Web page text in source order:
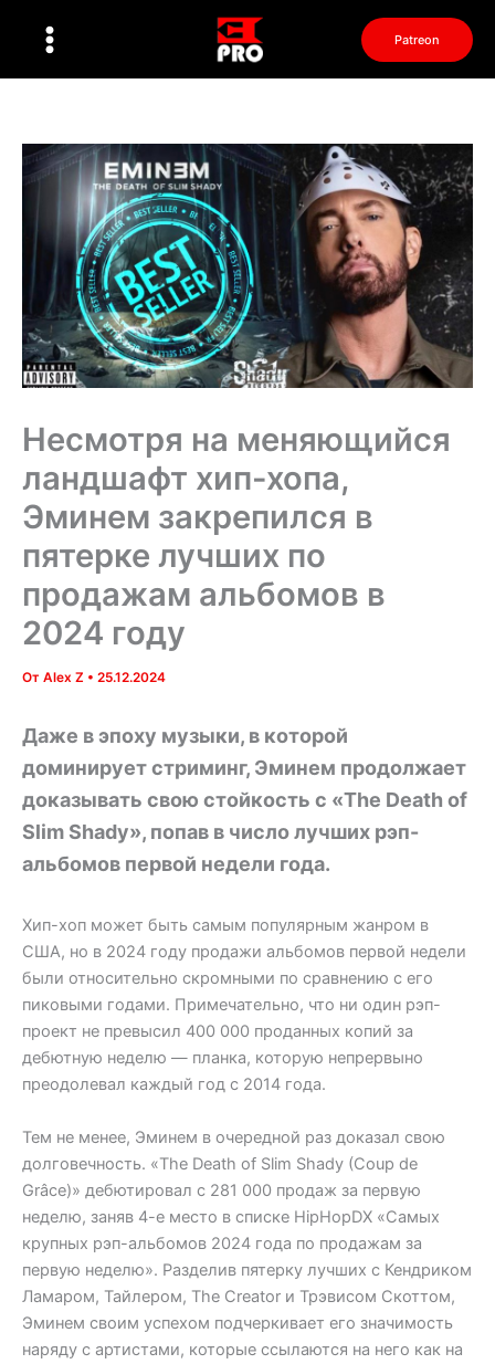
Patreon
Несмотря на меняющийся
ландшафт хип-хопа,
Эминем закрепился в
пятерке лучших по
продажам альбомов в
2024 году
От Alex Z • 25.12.2024
Даже в эпоху музыки, в которой
доминирует стриминг, Эминем продолжает
доказывать свою стойкость с «The Death of
Slim Shady», попав в число лучших рэп-
альбомов первой недели года.
Хип-хоп может быть самым популярным жанром в
США, но в 2024 году продажи альбомов первой недели
были относительно скромными по сравнению с его
пиковыми годами. Примечательно, что ни один рэп-
проект не превысил 400 000 проданных копий за
дебютную неделю — планка, которую непрервыно
преодолевал каждый год с 2014 года.
Тем не менее, Эминем в очередной раз доказал свою
долговечность. «The Death of Slim Shady (Coup de
Grâce)» дебютировал с 281 000 продаж за первую
неделю, заняв 4-е место в списке HipHopDX «Самых
крупных рэп-альбомов 2024 года по продажам за
первую неделю». Разделив пятерку лучших с Кендриком
Ламаром, Тайлером, The Creator и Трэвисом Скоттом,
Эминем своим успехом подчеркивает его значимость
наряду с артистами, которые ссылаются на него как на